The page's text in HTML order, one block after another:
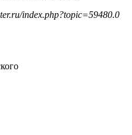
index.php?topic=59480.0